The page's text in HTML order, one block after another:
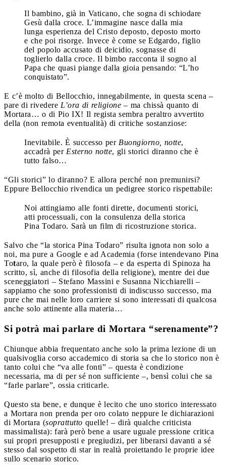
Il bambino, già in Vaticano, che sogna di schiodare
Gesù dalla croce. L’immagine nasce dalla mia
lunga esperienza del Cristo deposto, deposto morto
e che poi risorge. Invece è come se Edgardo, figlio
del popolo accusato di deicidio, sognasse di
toglierlo dalla croce. Il bimbo racconta il sogno al
Papa che quasi piange dalla gioia pensando: “L’ho
conquistato”.
E c’è molto di Bellocchio, innegabilmente, in questa scena –
pare di rivedere L’ora di religione – ma chissà quanto di
Mortara… o di Pio IX! Il regista sembra peraltro avvertito
della (non remota eventualità) di critiche sostanziose:
Inevitabile. È successo per Buongiorno, notte,
accadrà per Esterno notte, gli storici diranno che è
tutto falso…
“Gli storici” lo diranno? E allora perché non premunirsi?
Eppure Bellocchio rivendica un pedigree storico rispettabile:
Noi attingiamo alle fonti dirette, documenti storici,
atti processuali, con la consulenza della storica
Pina Todaro. Sarà un film di ricostruzione storica.
Salvo che “la storica Pina Todaro” risulta ignota non solo a
noi, ma pure a Google e ad Academia (forse intendevano Pina
Totaro, la quale però è filosofa – e da esperta di Spinoza ha
scritto, sì, anche di filosofia della religione), mentre dei due
sceneggiatori – Stefano Massini e Susanna Nicchiarelli –
sappiamo che sono professionisti di indiscusso successo, ma
pure che mai nelle loro carriere si sono interessati di qualcosa
anche solo attinente alla materia…
Si potrà mai parlare di Mortara “serenamente”?
Chiunque abbia frequentato anche solo la prima lezione di un
qualsivoglia corso accademico di storia sa che lo storico non è
tanto colui che “va alle fonti” – questa è condizione
necessaria, ma di per sé non sufficiente –, bensì colui che sa
“farle parlare”, ossia criticarle.
Questo sta bene, e dunque è lecito che uno storico interessato
a Mortara non prenda per oro colato neppure le dichiarazioni
di Mortara (soprattutto quelle! – dirà qualche criticista
massimalista): farà però bene a usare uguale pressione critica
sui propri presupposti e pregiudizi, per liberarsi davanti a sé
stesso dal sospetto di star in realtà proiettando le proprie idee
sullo scenario storico.